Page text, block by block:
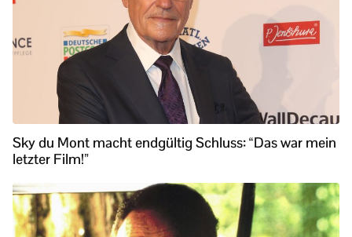
Sky du Mont macht endgültig Schluss: “Das war mein
letzter Film!”